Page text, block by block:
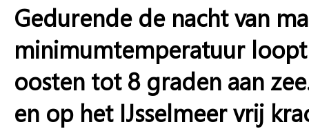
Gedurende de nacht van
minimumtemperatuur
oosten tot 8 graden aan
en op het IJsselmeer vrij